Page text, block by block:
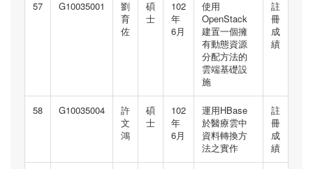
57 G10035001
劉
育
佐
碩
士
102
年
6月
使用
OpenStack
建置一個擁
有動態資源
分配方法的
雲端基礎設
施
註
冊
成
績
58 G10035004
許
文
鴻
碩
士
102
年
6月
運用HBase
於醫療雲中
資料轉換方
法之實作
註
冊
成
績